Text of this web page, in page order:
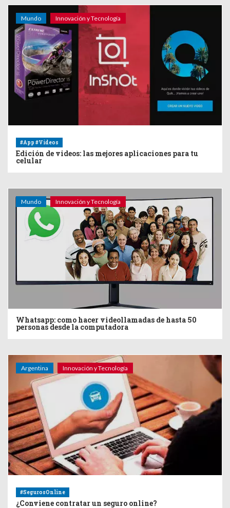
Mundo Innovación y Tecnología
#App #Videos
Edición de videos: las mejores aplicaciones para tu
celular
Mundo Innovación y Tecnología
Whatsapp: como hacer videollamadas de hasta 50
personas desde la computadora
Argentina Innovación y Tecnología
#SegurosOnline
¿Conviene contratar un seguro online?